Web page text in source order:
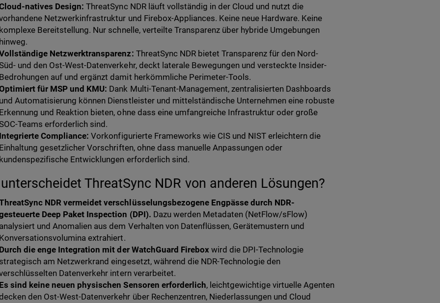
natives Design: ThreatSync NDR läuft vollständig in der Cloud und nutzt die
Netzwerkinfrastruktur und Firebox-Appliances. Keine neue Hardware. Keine
Bereitstellung. Nur schnelle, verteilte Transparenz über hybride Umgebungen
Netzwerktransparenz: ThreatSync NDR bietet Transparenz für den Nord-
und den Ost-West-Datenverkehr, deckt laterale Bewegungen und versteckte Insider-
auf und ergänzt damit herkömmliche Perimeter-Tools.
für MSP und KMU: Dank Multi-Tenant-Management, zentralisierten Dashboards
Automatisierung können Dienstleister und mittelständische Unternehmen eine robuste
und Reaktion bieten, ohne dass eine umfangreiche Infrastruktur oder große
Teams erforderlich sind.
Compliance: Vorkonfigurierte Frameworks wie CIS und NIST erleichtern die
gesetzlicher Vorschriften, ohne dass manuelle Anpassungen oder
Entwicklungen erforderlich sind.
ThreatSync NDR von anderen Lösungen?
NDR vermeidet verschlüsselungsbezogene Engpässe durch NDR-
Deep Paket Inspection (DPI). Dazu werden Metadaten (NetFlow/sFlow)
und Anomalien aus dem Verhalten von Datenflüssen, Gerätemustern und
extrahiert.
die enge Integration mit der WatchGuard Fireboxwird die DPI-Technologie
am Netzwerkrand eingesetzt, während die NDR-Technologie den
Datenverkehr intern verarbeitet.
sind keine neuen physischen Sensoren erforderlich, leichtgewichtige virtuelle Agenten
den Ost-West-Datenverkehr über Rechenzentren, Niederlassungen und Cloud